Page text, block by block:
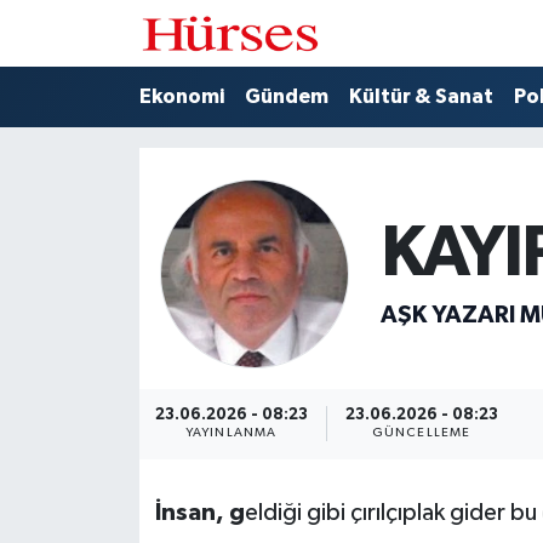
Ekonomi Gündem Kültür & Sanat
AŞK YAZARI
23.06.2026 - 08:23
YAYINLANMA
23.06.2026 - 08:23
GÜNCELLEME
İnsan, geldiği gibi çırılçıplak gider
Ekonomi
Kültür & Sanat
Hava Durumu
Süper Lig Puan Durumu ve Fikstür
Tüm Manşetler
Son Dakika Haberleri